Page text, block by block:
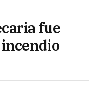
fue